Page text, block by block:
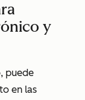
y
puede
en las